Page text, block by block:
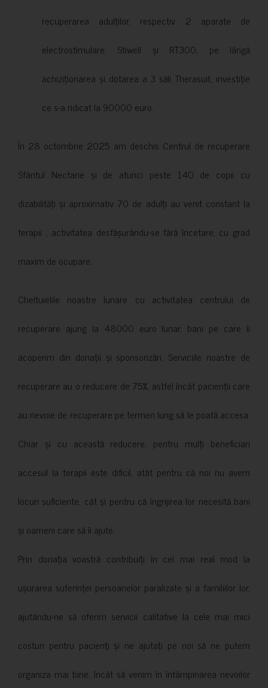
recuperarea adulților, respectiv 2 aparate de
electrostimulare: Stiwell și RT300, pe lângă
achiziționarea și dotarea a 3 săli Therasuit, investiție
ce s-a ridicat la 90000 euro.
În 28 octombrie 2025 am deschis Centrul de recuperare
Sfântul Nectarie și de atunci peste 140 de copii cu
dizabilități și aproximativ 70 de adulți au venit constant la
terapii , activitatea desfășurându-se fără încetare, cu grad
maxim de ocupare.
Cheltuielile noastre lunare cu activitatea centrului de
recuperare ajung la 48000 euro lunar, bani pe care îi
acoperim din donații și sponsorizări. Serviciile noastre de
recuperare au o reducere de 75%, astfel încât pacienții care
au nevoie de recuperare pe termen lung să le poată accesa.
Chiar și cu această reducere, pentru mulți beneficiari
accesul la terapii este dificil, atât pentru că noi nu avem
locuri suficiente, cât și pentru că îngrijirea lor necesită bani
și oameni care să îi ajute.
Prin donația voastră contribuiți în cel mai real mod la
ușurarea suferinței persoanelor paralizate și a familiilor lor,
ajutându-ne să oferim servicii calitative la cele mai mici
costuri pentru pacienți și ne ajutați pe noi să ne putem
organiza mai bine, încât să venim în întâmpinarea nevoilor